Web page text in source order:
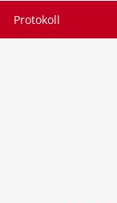
Protokoll